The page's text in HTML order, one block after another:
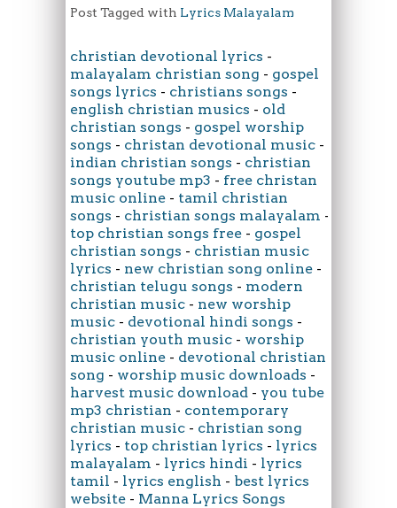
Post Tagged with Lyrics Malayalam
christian devotional lyrics -
malayalam christian song - gospel
songs lyrics - christians songs -
english christian musics - old
christian songs - gospel worship
songs - christan devotional music -
indian christian songs - christian
songs youtube mp3 - free christan
music online - tamil christian
songs - christian songs malayalam -
top christian songs free - gospel
christian songs - christian music
lyrics - new christian song online -
christian telugu songs - modern
christian music - new worship
music - devotional hindi songs -
christian youth music - worship
music online - devotional christian
song - worship music downloads -
harvest music download - you tube
mp3 christian - contemporary
christian music - christian song
lyrics - top christian lyrics - lyrics
malayalam - lyrics hindi - lyrics
tamil - lyrics english - best lyrics
website - Manna Lyrics Songs